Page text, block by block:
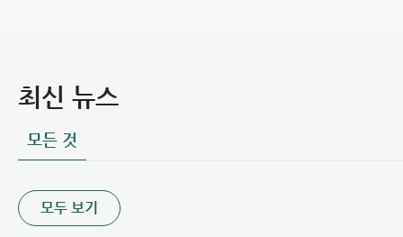
최신 뉴스
모든 것
모두 보기